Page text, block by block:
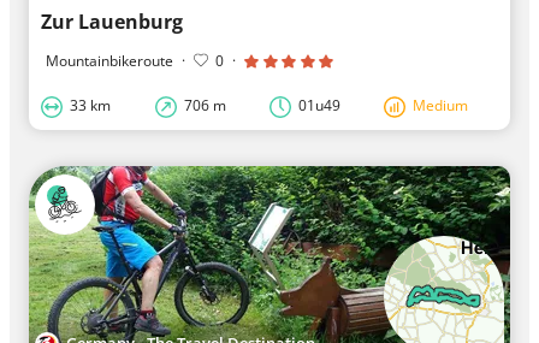
Zur Lauenburg
Mountainbikeroute · 0 ·
33 km 706 m 01u49 Medium